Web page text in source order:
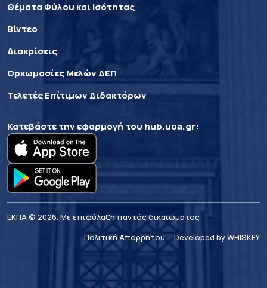
Θέματα Φύλου και Ισότητας
Βίντεο
Διακρίσεις
Ορκωμοσίες Μελών ΔΕΠ
Τελετές Επίτιμων Διδακτόρων
Κατεβάστε την εφαρμογή του hub.uoa.gr:
ΕΚΠΑ © 2026. Με επιφύλαξη παντός δικαιώματος
Πολιτική Απορρήτου
Developed by WHISKEY